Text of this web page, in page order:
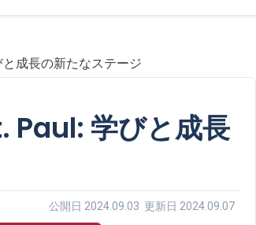
と成長の新たなステージ
学びと成長
公開日 2024.09.03 更新日 2024.09.07